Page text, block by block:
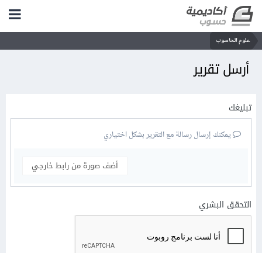
علوم الحاسوب
أرسل تقرير
تبليغك
يمكنك إرسال رسالة مع التقرير بشكل اختياري
أضف صورة من رابط خارجي
التحقق البشري